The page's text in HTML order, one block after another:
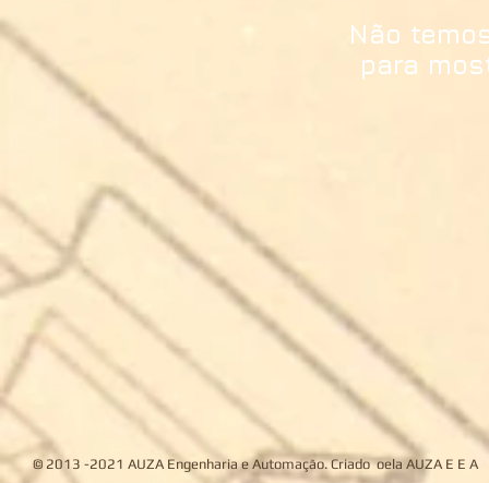
Não
para
© 2013 -2021 AUZA Engenharia e Automação. Criado oela AUZA E E A